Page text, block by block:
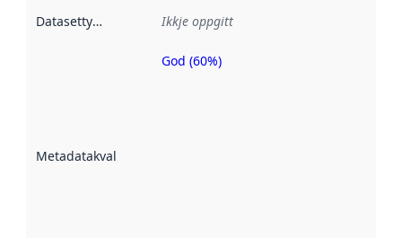
Datasettype Ikkje oppgitt
Metadatakvalitet
Metadatakvalitet
God (60%)